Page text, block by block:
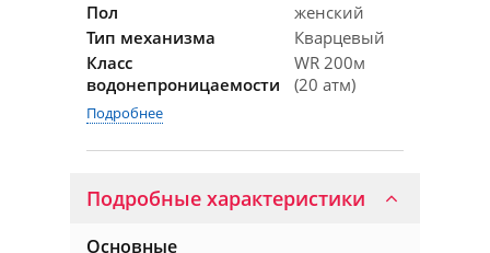
Пол
женский
Тип механизма
Кварцевый
Класс
водонепроницаемости
WR 200м
(20 атм)
Подробнее
Подробные характеристики
Основные